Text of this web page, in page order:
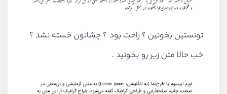
تونستین بخونین ؟ راحت بود ؟ چشاتون خسته نشد ؟
خب حالا متن زیر رو بخونید .